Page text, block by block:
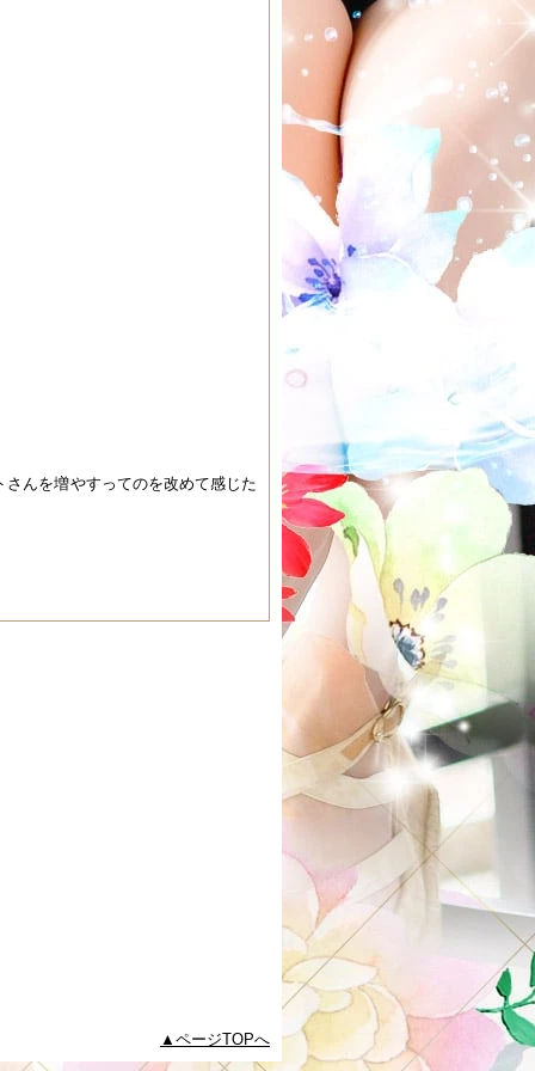
んを増やすってのを改めて感じた
ページTOPへ